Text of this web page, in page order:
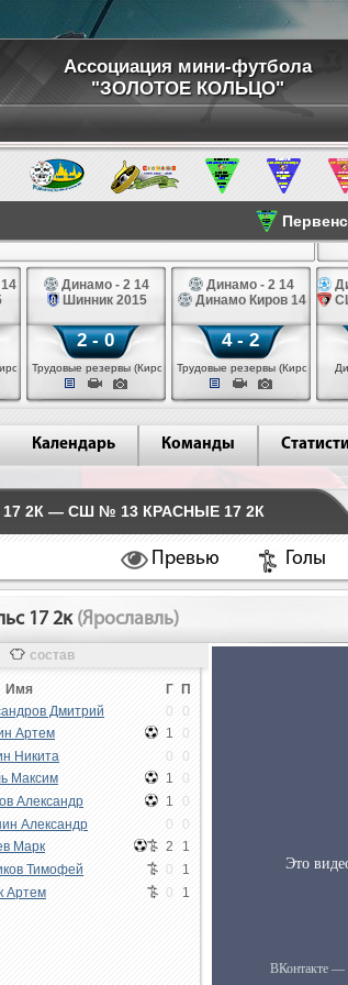
Ассоциация мини-футбола
"ЗОЛОТОЕ КОЛЬЦО"
Динамо - 2 14
Шинник 2015
2 - 0
Трудовые резервы (Киров)
Динамо - 2 14
Динамо Киров 14
4 - 2
Трудовые резервы (Киров)
Календарь Команды
2К — СШ № 13 КРАСНЫЕ 17 2К
Превью Голы
17 2к (Ярославль)
состав
Имя Г П
Дмитрий 0 0
Артем 1 0
Никита 0 0
Максим 1 0
Александр 1 0
Александр 0 0
Марк 2 1
Тимофей 0 1
Артем 0 1